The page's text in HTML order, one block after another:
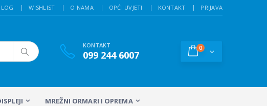
WISHLIST O NAMA OPĆI UVJETI KONTAKT PRIJAVA
KONTAKT
099 244 6007
0
MREŽNI ORMARI I OPREMA